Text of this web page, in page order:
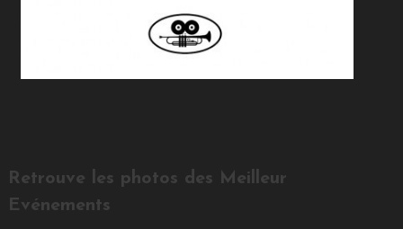
Retrouve les photos des Meilleur
Evénements